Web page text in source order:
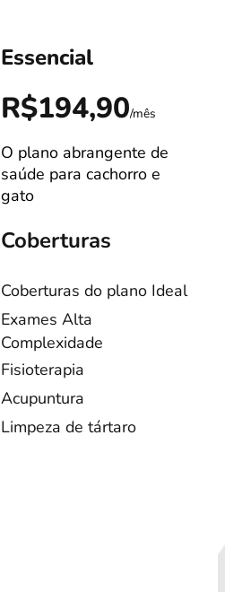
Essencial
R$194,90/mês
O plano abrangente de
saúde para cachorro e
gato
Coberturas
Coberturas do plano Ideal
Exames Alta
Complexidade
Fisioterapia
Acupuntura
Limpeza de tártaro